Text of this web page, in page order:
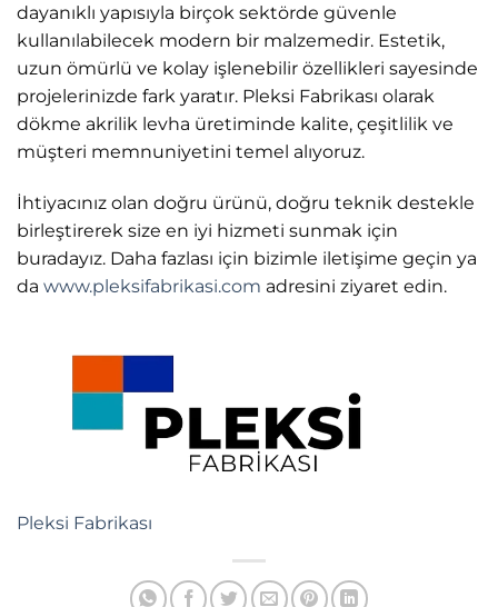
dayanıklı yapısıyla birçok sektörde güvenle
kullanılabilecek modern bir malzemedir. Estetik,
uzun ömürlü ve kolay işlenebilir özellikleri sayesinde
projelerinizde fark yaratır. Pleksi Fabrikası olarak
dökme akrilik levha üretiminde kalite, çeşitlilik ve
müşteri memnuniyetini temel alıyoruz.
İhtiyacınız olan doğru ürünü, doğru teknik destekle
birleştirerek size en iyi hizmeti sunmak için
buradayız. Daha fazlası için bizimle iletişime geçin ya
da www.pleksifabrikasi.com adresini ziyaret edin.
Pleksi Fabrikası